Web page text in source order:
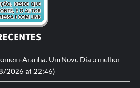
Aranha: Um Novo Dia o melhor
2026 at 22:46)